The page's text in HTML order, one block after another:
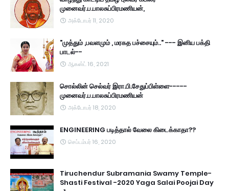
முனைவர்.ப.பாலசுப்பிரமணியன்,
அக்டோபர் 11, 2020
"முத்தும் ,பவளமும் , மரகத பச்சையும்.." --- இனிய பக்தி
பாடல்--
ஆகஸ்ட் 16, 2021
சொல்லின் செல்வர் இரா.பி.சேதுப்பிள்ளை-----
முனைவர்.ப.பாலசுப்பிரமணியன்
அக்டோபர் 18, 2020
ENGINEERING படித்தால் வேலை கிடைக்காதா??
செப்டம்பர் 16, 2020
Tiruchendur Subramania Swamy Temple-
Shasti Festival -2020 Yaga Salai Poojai Day